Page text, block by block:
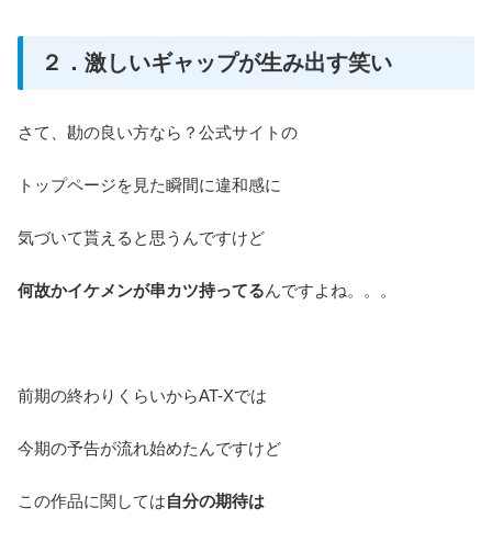
２．激しいギャップが生み出す笑い
さて、勘の良い方なら？公式サイトの
トップページを見た瞬間に違和感に
気づいて貰えると思うんですけど
何故かイケメンが串カツ持ってるんですよね。。。
前期の終わりくらいからAT-Xでは
今期の予告が流れ始めたんですけど
この作品に関しては自分の期待は